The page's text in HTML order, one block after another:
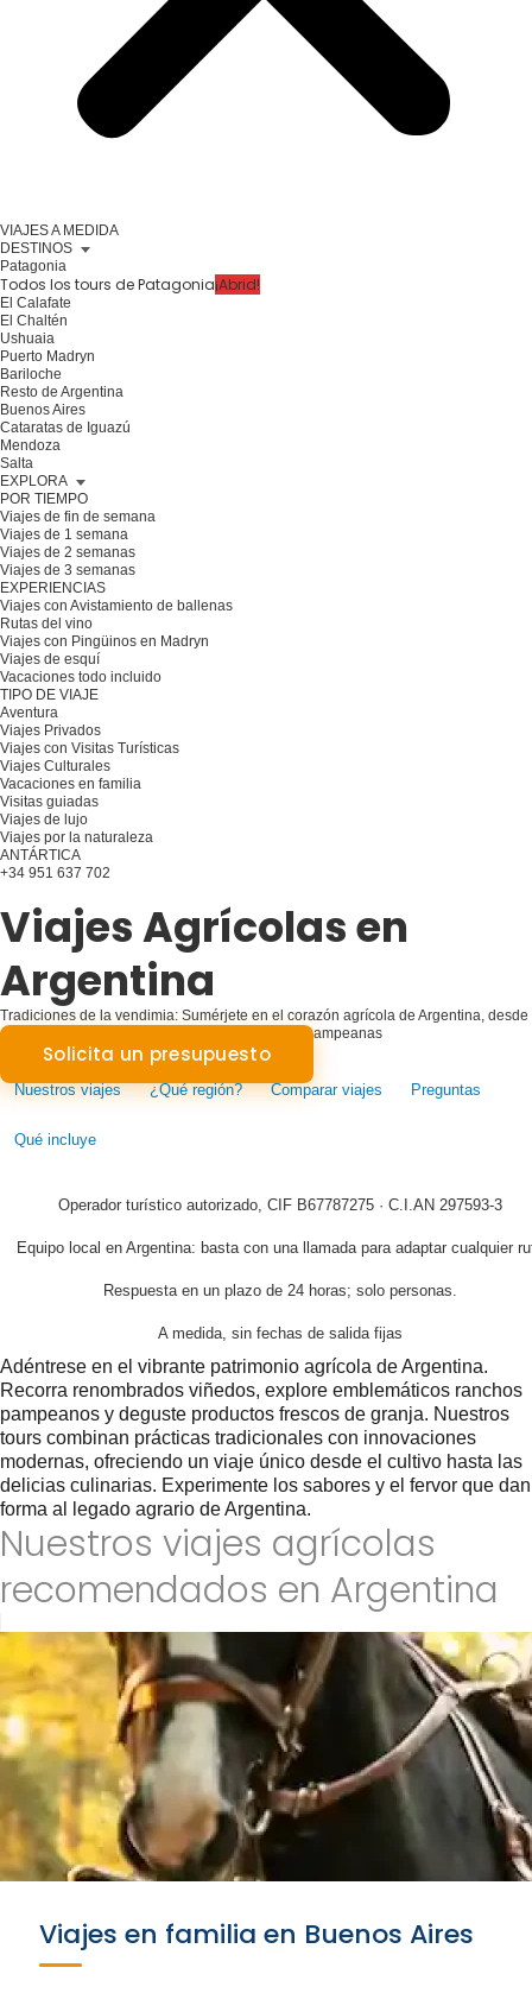
VIAJES A MEDIDA
DESTINOS
Patagonia
Todos los tours de Patagonia¡Abrid!
El Calafate
El Chaltén
Ushuaia
Puerto Madryn
Bariloche
Resto de Argentina
Buenos Aires
Cataratas de Iguazú
Mendoza
Salta
EXPLORA
POR TIEMPO
Viajes de fin de semana
Viajes de 1 semana
Viajes de 2 semanas
Viajes de 3 semanas
EXPERIENCIAS
Viajes con Avistamiento de ballenas
Rutas del vino
Viajes con Pingüinos en Madryn
Viajes de esquí
Vacaciones todo incluido
TIPO DE VIAJE
Aventura
Viajes Privados
Viajes con Visitas Turísticas
Viajes Culturales
Vacaciones en familia
Visitas guiadas
Viajes de lujo
Viajes por la naturaleza
ANTÁRTICA
+34 951 637 702
Viajes Agrícolas en
Argentina
Tradiciones de la vendimia: Sumérjete en el corazón agrícola de Argentina, desde
exuberantes viñedos hasta extensas estancias pampeanas
Solicita un presupuesto
Nuestros viajes ¿Qué región? Comparar viajes Preguntas
Qué incluye
Operador turístico autorizado, CIF B67787275 · C.I.AN 297593-3
Equipo local en Argentina: basta con una llamada para adaptar cualquier
Respuesta en un plazo de 24 horas; solo personas.
A medida, sin fechas de salida fijas
Adéntrese en el vibrante patrimonio agrícola de Argentina.
Recorra renombrados viñedos, explore emblemáticos ranchos
pampeanos y deguste productos frescos de granja. Nuestros
tours combinan prácticas tradicionales con innovaciones
modernas, ofreciendo un viaje único desde el cultivo hasta las
delicias culinarias. Experimente los sabores y el fervor que dan
forma al legado agrario de Argentina.
Nuestros viajes agrícolas
recomendados en Argentina
Viajes en familia en Buenos Aires